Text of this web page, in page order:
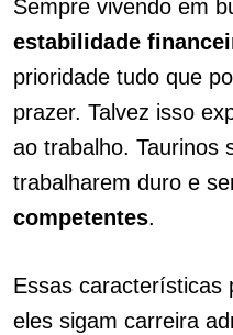
Sempre vivendo em
estabilidade
prioridade tudo que
prazer. Talvez isso
ao trabalho. Taurinos
trabalharem duro e
competentes.
Essas características
eles sigam carreira